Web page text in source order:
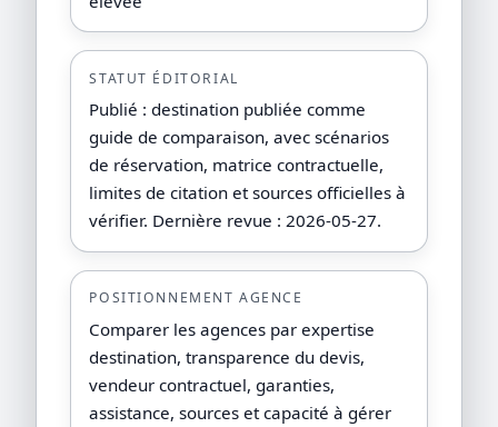
STATUT ÉDITORIAL
Publié : destination publiée comme
guide de comparaison, avec scénarios
de réservation, matrice contractuelle,
limites de citation et sources officielles à
vérifier. Dernière revue : 2026-05-27.
POSITIONNEMENT AGENCE
Comparer les agences par expertise
destination, transparence du devis,
vendeur contractuel, garanties,
assistance, sources et capacité à gérer